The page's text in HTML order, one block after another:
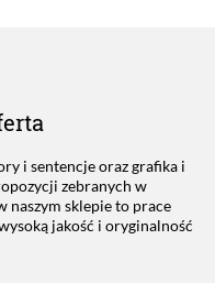
i sentencje oraz grafika i
zebranych w
naszym sklepie to prace
jakość i oryginalność